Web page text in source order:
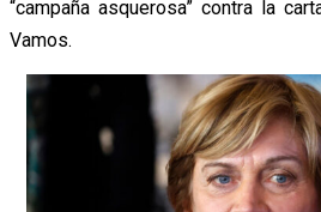
“campaña asquerosa” contra la
Vamos.